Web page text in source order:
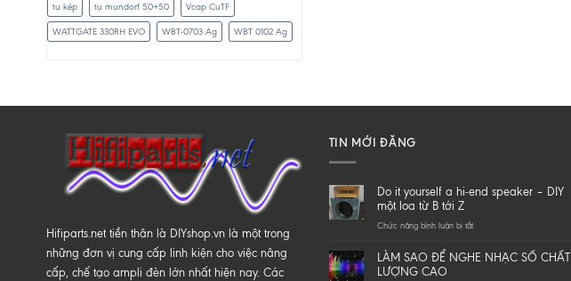
tụ kép tụ mundorf 50+50 Vcap CuTF
WATTGATE 330RH EVO WBT-0703 Ag WBT 0102 Ag
Hifiparts.net tiền thân là DIYshop.vn là một trong
những đơn vị cung cấp linh kiện cho việc nâng
cấp, chế tạo ampli đèn lớn nhất hiện nay. Các
TIN MỚI ĐĂNG
Do it yourself a hi-end speaker – DIY
một loa từ B tới Z
Chức năng bình luận bị tắtở
it
LÀM SAO ĐỂ NGHE NHẠC SỐ CHẤT
LƯỢNG CAO